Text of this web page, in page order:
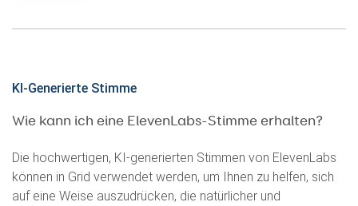
KI-Generierte Stimme
Wie kann ich eine ElevenLabs-Stimme erhalten?
Die hochwertigen, KI-generierten Stimmen von ElevenLabs
können in Grid verwendet werden, um Ihnen zu helfen, sich
auf eine Weise auszudrücken, die natürlicher und